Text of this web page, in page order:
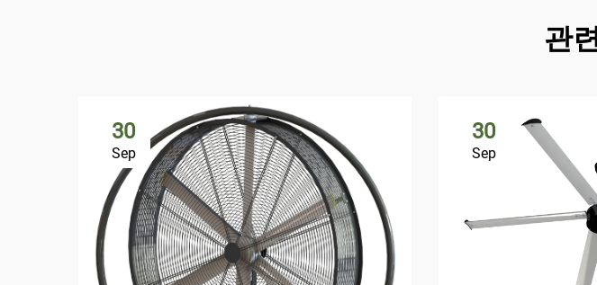
관
30
Sep
30
Sep